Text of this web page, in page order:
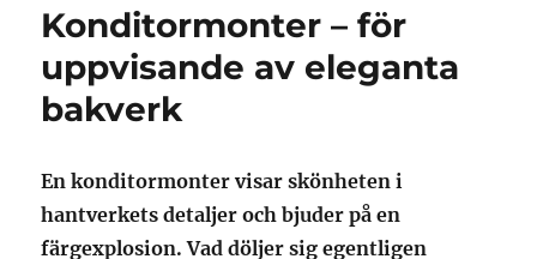
Konditormonter – för
uppvisande av eleganta
bakverk
En konditormonter visar skönheten i
hantverkets detaljer och bjuder på en
färgexplosion. Vad döljer sig egentligen